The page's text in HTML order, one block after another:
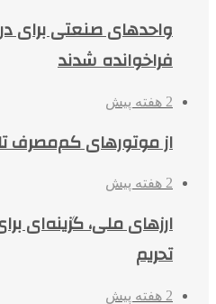
واحدهای صنعتی برای
فراخوانده شدند
2 هفته پیش
از موتورهای کم‌مصرف
2 هفته پیش
ارزهای ملی، گزینه‌ای
تحریم
2 هفته پیش